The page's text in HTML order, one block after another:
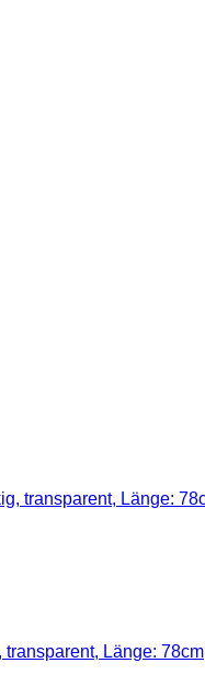
Länge: 78cm